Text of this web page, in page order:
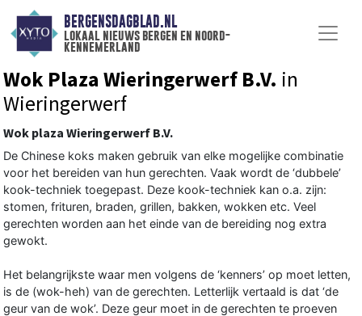
BERGENSDAGBLAD.NL
lokaal nieuws bergen en noord-
kennemerland
Wok Plaza Wieringerwerf B.V. in
Wieringerwerf
Wok plaza Wieringerwerf B.V.
De Chinese koks maken gebruik van elke mogelijke combinatie
voor het bereiden van hun gerechten. Vaak wordt de ‘dubbele’
kook-techniek toegepast. Deze kook-techniek kan o.a. zijn:
stomen, frituren, braden, grillen, bakken, wokken etc. Veel
gerechten worden aan het einde van de bereiding nog extra
gewokt.
Het belangrijkste waar men volgens de ‘kenners’ op moet letten,
is de (wok-heh) van de gerechten. Letterlijk vertaald is dat ‘de
geur van de wok’. Deze geur moet in de gerechten te proeven